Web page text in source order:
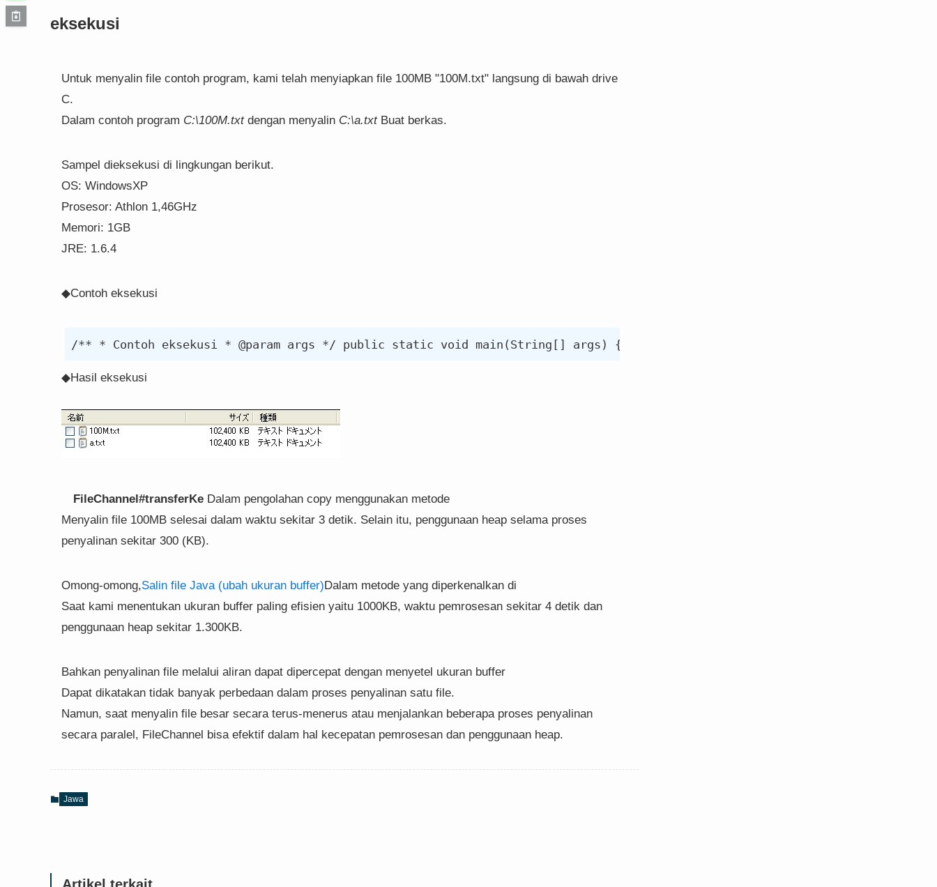
eksekusi
Untuk menyalin file contoh program, kami telah menyiapkan file 100MB "100M.txt" langsung di bawah drive
C.
Dalam contoh program C:\100M.txtdengan menyalin C:\a.txtBuat berkas.
Sampel dieksekusi di lingkungan berikut.
OS: WindowsXP
Prosesor: Athlon 1,46GHz
Memori: 1GB
JRE: 1.6.4
◆Contoh eksekusi
◆Hasil eksekusi
FileChannel#transferKe Dalam pengolahan copy menggunakan metode
Menyalin file 100MB selesai dalam waktu sekitar 3 detik. Selain itu, penggunaan heap selama proses
penyalinan sekitar 300 (KB).
Omong-omong,Salin file Java (ubah ukuran buffer)Dalam metode yang diperkenalkan di
Saat kami menentukan ukuran buffer paling efisien yaitu 1000KB, waktu pemrosesan sekitar 4 detik dan
penggunaan heap sekitar 1.300KB.
Bahkan penyalinan file melalui aliran dapat dipercepat dengan menyetel ukuran buffer
Dapat dikatakan tidak banyak perbedaan dalam proses penyalinan satu file.
Namun, saat menyalin file besar secara terus-menerus atau menjalankan beberapa proses penyalinan
secara paralel, FileChannel bisa efektif dalam hal kecepatan pemrosesan dan penggunaan heap.
Jawa